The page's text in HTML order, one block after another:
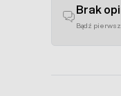
Brak
Bądź